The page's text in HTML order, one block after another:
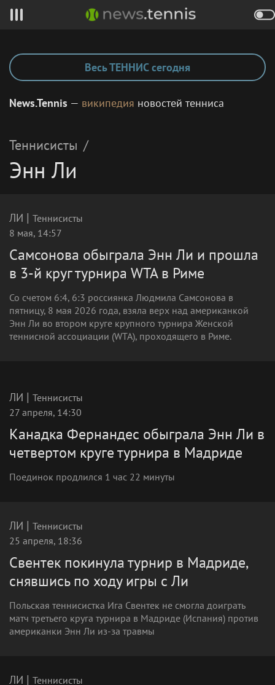
Весь ТЕННИС сегодня
News.Tennis — википедия новостей тенниса
Теннисисты /
Энн Ли
ЛИ | Теннисисты
8 мая, 14:57
Самсонова обыграла Энн Ли и прошла
в 3-й круг турнира WTA в Риме
Со счетом 6:4, 6:3 россиянка Людмила Самсонова в
пятницу, 8 мая 2026 года, взяла верх над американкой
Энн Ли во втором круге крупного турнира Женской
теннисной ассоциации (WTA), проходящего в Риме.
ЛИ | Теннисисты
27 апреля, 14:30
Канадка Фернандес обыграла Энн Ли в
четвертом круге турнира в Мадриде
Поединок продлился 1 час 22 минуты
ЛИ | Теннисисты
25 апреля, 18:36
Свентек покинула турнир в Мадриде,
снявшись по ходу игры с Ли
Польская теннисистка Ига Свентек не смогла доиграть
матч третьего круга турнира в Мадриде (Испания) против
американки Энн Ли из-за травмы
ЛИ | Теннисисты